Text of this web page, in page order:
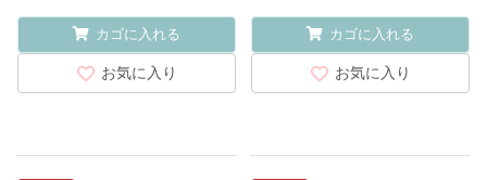
カゴに入れる
お気に入り
カゴに入れる
お気に入り